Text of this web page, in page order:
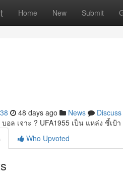
Home New Submit
48 days ago News
Discuss
อล เจาะ ? UFA1955 เป็น แหล่ง ชี้เ
Who Upvoted